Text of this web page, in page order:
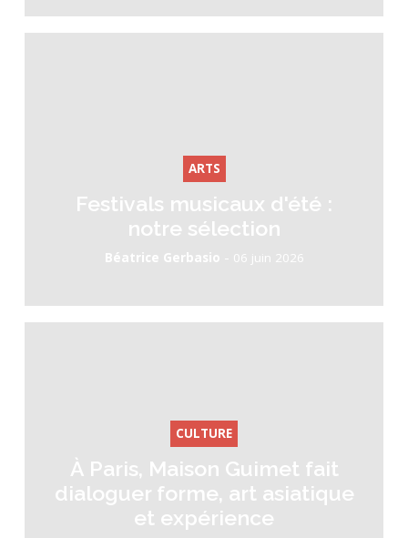
ARTS
Festivals musicaux d'été :
notre sélection
Béatrice Gerbasio - 06 juin 2026
CULTURE
À Paris, Maison Guimet fait
dialoguer forme, art asiatique
et expérience